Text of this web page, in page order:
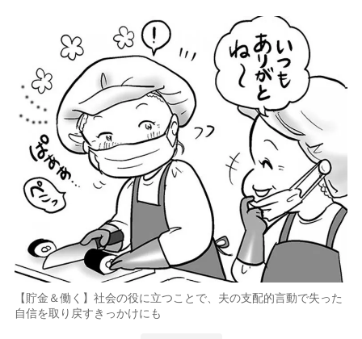
【貯金＆働く】社会の役に立つことで、夫の支配的言動で失った
自信を取り戻すきっかけにも